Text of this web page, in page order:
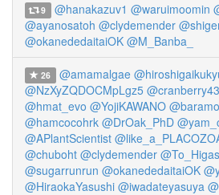
9 @hanakazuv1 @waruimoomin
@ayanosatoh @clydemender
@okanededaitaiOK @M_Banba_
26 @amamalgae
@NzXyZQDOCMpLgz5
@hmat_evo @YojiKAWANO
@hamcocohrk @DrOak_PhD
@APlantScientist
@chuboht @clydemender
@sugarrunrun @okanededaitaiOK
@HiraokaYasushi @iwadateyasuya